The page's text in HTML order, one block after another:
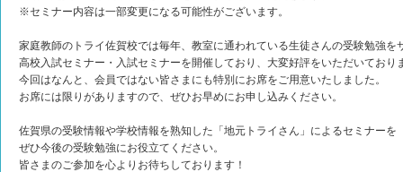
※セミナー内容は一部変更になる可能性がございます。
家庭教師のトライ佐賀校では毎年、教室に通われている生徒さんの受験勉強を
高校入試セミナー・入試セミナーを開催しており、大変好評をいただいており
今回はなんと、会員ではない皆さまにも特別にお席をご用意いたしました。
お席には限りがありますので、ぜひお早めにお申し込みください。
佐賀県の受験情報や学校情報を熟知した「地元トライさん」によるセミナーを
ぜひ今後の受験勉強にお役立てください。
皆さまのご参加を心よりお待ちしております！